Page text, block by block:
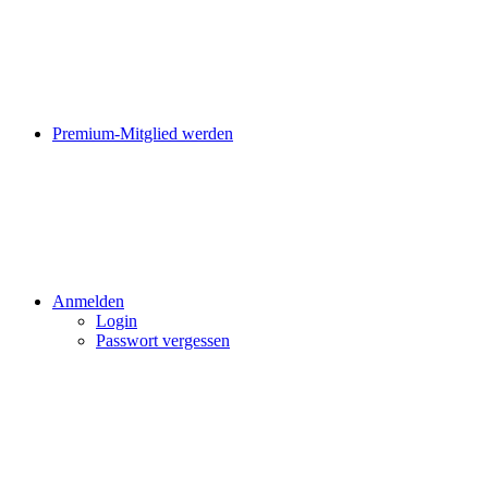
Premium-Mitglied werden
Anmelden
Login
Passwort vergessen